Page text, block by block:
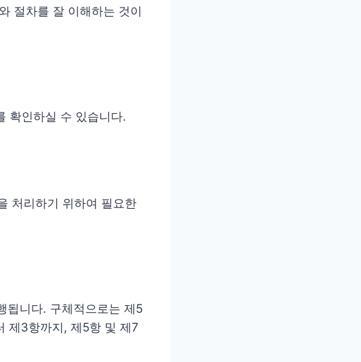
절차를 잘 이해하는 것이
확인하실 수 있습니다.
처리하기 위하여 필요한
됩니다. 구체적으로는 제5
제3항까지, 제5항 및 제7